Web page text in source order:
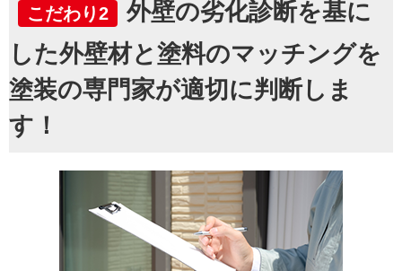
こだわり2
外壁の劣化診断を基に
した外壁材と塗料のマッチングを
塗装の専門家が適切に判断しま
す！